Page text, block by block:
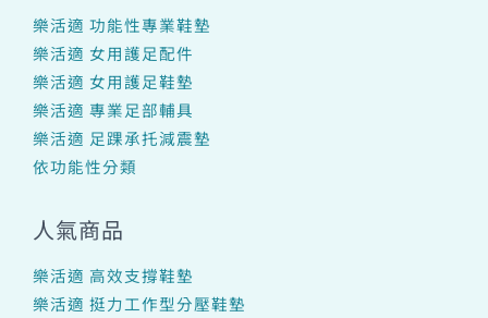
樂活適 功能性專業鞋墊
樂活適 女用護足配件
樂活適 女用護足鞋墊
樂活適 專業足部輔具
樂活適 足踝承托減震墊
依功能性分類
人氣商品
樂活適 高效支撐鞋墊
樂活適 挺力工作型分壓鞋墊